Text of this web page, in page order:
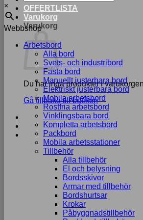
OFFERTLISTA
Varukorg
Varukorg
Du har inga produkter i
Gå tillbaka till butiken
×
Webbshop
Arbetsbord
Alla bord
Svets- och industribord
Fasta bord
Manuellt justerbara bord
Elektriskt justerbara bord
Mobila arbetsbord
Rostfria arbetsbord
Vinklingsbara bord
Kompletta arbetsbord
Packbord
Mobila arbetsstationer
Tillbehör
Alla tillbehör
El och belysning
Bordsskivor
Armar med tillbehör
Bordshurtsar
Krokar
Påbyggnadstillbehör